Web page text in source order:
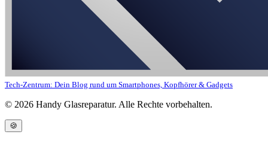
Tech-Zentrum: Dein Blog rund um Smartphones, Kopfhörer & Gadgets
© 2026 Handy Glasreparatur. Alle Rechte vorbehalten.
🍪